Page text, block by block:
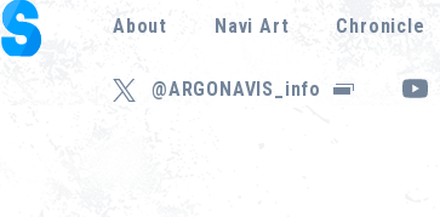
About
Navi Art Chronicle
@ARGONAVIS_info